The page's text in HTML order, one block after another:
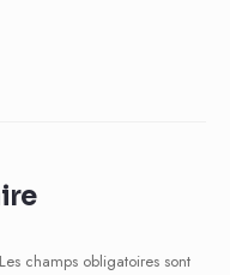
Les champs obligatoires sont